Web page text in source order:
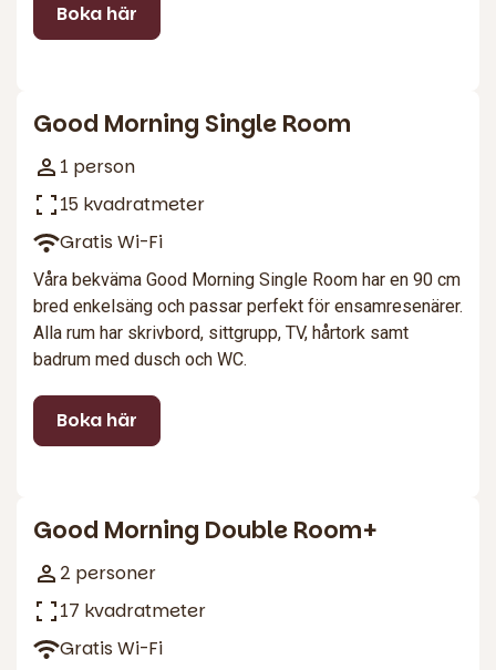
Boka här
Good Morning Single Room
1 person
15 kvadratmeter
Gratis Wi-Fi
Våra bekväma Good Morning Single Room har en 90 cm
bred enkelsäng och passar perfekt för ensamresenärer.
Alla rum har skrivbord, sittgrupp, TV, hårtork samt
badrum med dusch och WC.
Boka här
Good Morning Double Room+
2 personer
17 kvadratmeter
Gratis Wi-Fi